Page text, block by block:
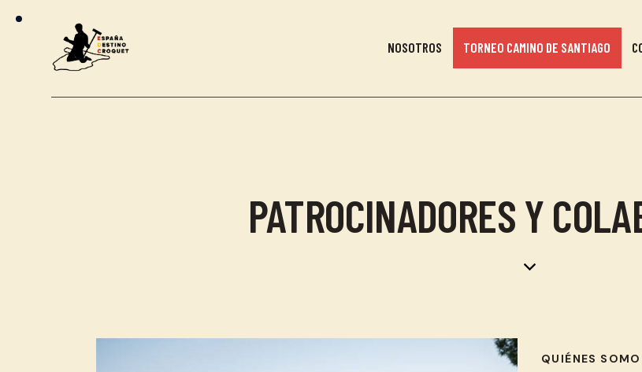
NOSOTROS TORNEO CAMINO DE SANTIAGO
PATROCINADORES Y
QUIÉNES